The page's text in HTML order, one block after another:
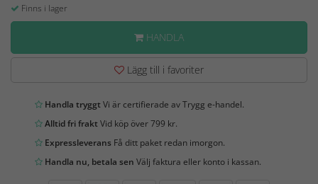
Finns i lager
HANDLA
Lägg till i favoriter
Handla tryggtVi är certifierade av Trygg e-handel.
Alltid fri fraktVid köp över 799 kr.
Expressleverans Få ditt paket redan imorgon.
Handla nu, betala sen Välj faktura eller konto i kassan.